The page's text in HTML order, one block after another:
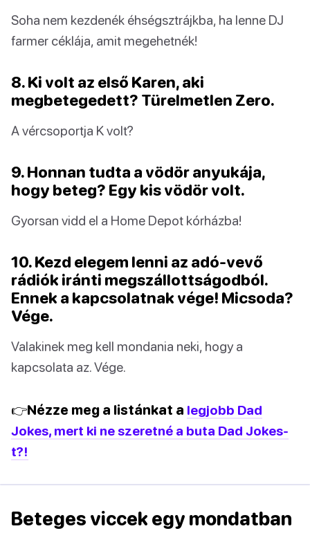
Soha nem kezdenék éhségsztrájkba, ha lenne DJ
farmer céklája, amit megehetnék!
8. Ki volt az első Karen, aki
megbetegedett? Türelmetlen Zero.
A vércsoportja K volt?
9. Honnan tudta a vödör anyukája,
hogy beteg? Egy kis vödör volt.
Gyorsan vidd el a Home Depot kórházba!
10. Kezd elegem lenni az adó-vevő
rádiók iránti megszállottságodból.
Ennek a kapcsolatnak vége! Micsoda?
Vége.
Valakinek meg kell mondania neki, hogy a
kapcsolata az. Vége.
👉Nézze meg a listánkat a legjobb Dad
Jokes, mert ki ne szeretné a buta Dad Jokes-
t?!
Beteges viccek egy mondatban